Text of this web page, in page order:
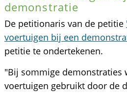
demonstratie
De petitionaris van de petitie
voertuigen bij een
petitie te ondertekenen.
"Bij sommige demonstraties
voertuigen gebruikt door de